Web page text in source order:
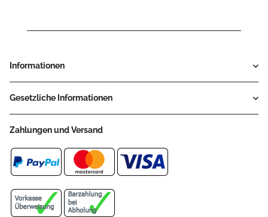
Informationen
Gesetzliche Informationen
Zahlungen und Versand